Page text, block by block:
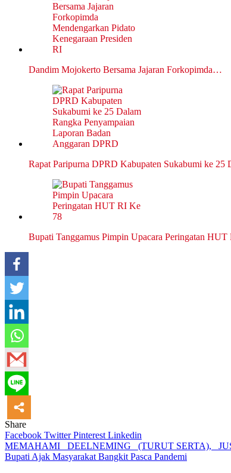
Dandim Mojokerto Bersama Jajaran Forkopimda…
Rapat Paripurna DPRD Kabupaten Sukabumi ke
Bupati Tanggamus Pimpin Upacara Peringatan
Share
Facebook TwitterPinterest Linkedin
Navigasi
pos
MEMAHAMI _DEELNEMING_ (TURUT SERTA),
Bupati Ajak Masyarakat Bangkit Pasca Pandemi